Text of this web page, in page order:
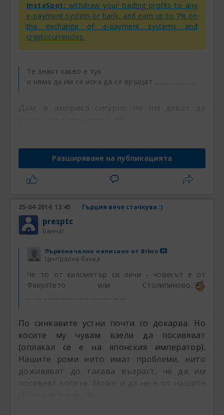
InstaSpot: withdraw your trading profits to any
e-payment system or bank, and earn up to 7% on
the exchange of e-payment systems and
cryptocurrencies.
Те знаят какво е тук
и няма да им се иска да се връщат ........................
Дам, в америка сигурно не им дават да
Разширяване на публикацията
25-04-2014, 13:45 Гърция вече стачкува :)
presptc
Баннат
Първоначално написано от Bibco
Централна банка
Че то от километър си личи - човекът е от
Факултето или Столипиново..
.................................................. .......
По синкавите устни почти го докарва. Но
косите му чувам взели да посивяват
(оплакал се е на японския император).
Нашите роми нито имат проблеми, нито
доживяват до такава възраст, че да им
посивеят косите. Може и да не е от нашите